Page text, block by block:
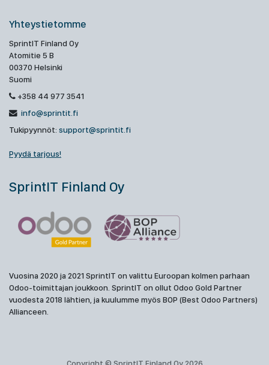
Yhteystietomme
SprintIT Finland Oy
Atomitie 5 B
00370 Helsinki
Suomi
+358 44 977 3541
info@sprintit.fi
Tukipyynnöt: support@sprintit.fi
Pyydä tarjous!
SprintIT Finland Oy
Vuosina 2020 ja 2021 SprintIT on valittu Euroopan kolmen parhaan
Odoo-toimittajan joukkoon. SprintIT on ollut Odoo Gold Partner
vuodesta 2018 lähtien, ja kuulumme myös BOP (Best Odoo Partners)
Allianceen.
Copyright © SprintIT Finland Oy 2026